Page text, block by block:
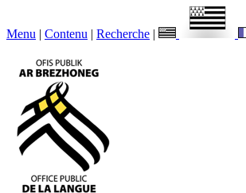
Menu | Contenu | Recherche |